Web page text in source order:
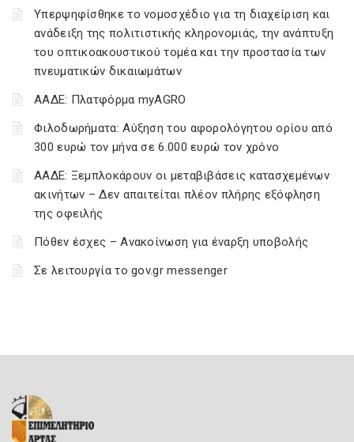
Υπερψηφίσθηκε το νομοσχέδιο για τη διαχείριση και
ανάδειξη της πολιτιστικής κληρονομιάς, την ανάπτυξη
του οπτικοακουστικού τομέα και την προστασία των
πνευματικών δικαιωμάτων
ΑΑΔΕ: Πλατφόρμα myAGRO
Φιλοδωρήματα: Αύξηση του αφορολόγητου ορίου από
300 ευρώ τον μήνα σε 6.000 ευρώ τον χρόνο
ΑΑΔΕ: Ξεμπλοκάρουν οι μεταβιβάσεις κατασχεμένων
ακινήτων – Δεν απαιτείται πλέον πλήρης εξόφληση
της οφειλής
Πόθεν έσχες – Ανακοίνωση για έναρξη υποβολής
Σε λειτουργία το gov.gr messenger